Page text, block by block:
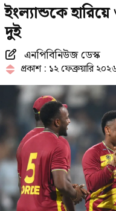
ইংল্যান্ডকে
দুই
এনপিবিনিউজ ডেস্ক
প্রকাশ : ১২ ফেব্রুয়ারি